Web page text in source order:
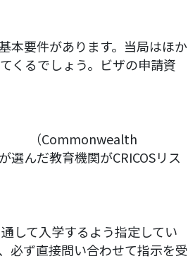
本要件があります。当局はほか
くるでしょう。ビザの申請資
（Commonwealth
んだ教育機関がCRICOSリス
して入学するよう指定してい
必ず直接問い合わせて指示を受